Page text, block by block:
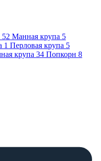
52 Манная крупа 5
1 Перловая крупа 5
крупа 34 Попкорн 8